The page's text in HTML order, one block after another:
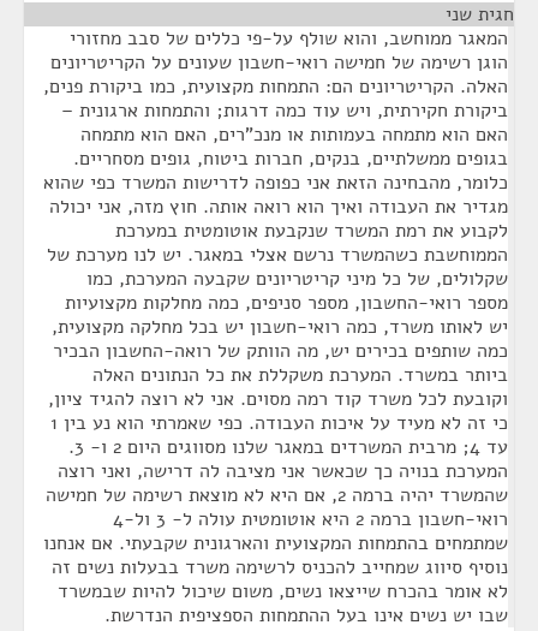
חגית שני
המאגר ממוחשב, והוא שולף על-פי כללים של סבב מחזורי
הוגן רשימה של חמישה רואי-חשבון שעונים על הקריטריונים
האלה. הקריטריונים הם: התמחות מקצועית, כמו ביקורת פנים,
ביקורת חקירתית, ויש עוד כמה דרגות; והתמחות ארגונית –
האם הוא מתמחה בעמותות או מנכ"רים, האם הוא מתמחה
בגופים ממשלתיים, בנקים, חברות ביטוח, גופים מסחריים.
כלומר, מהבחינה הזאת אני כפופה לדרישות המשרד כפי שהוא
מגדיר את העבודה ואיך הוא רואה אותה. חוץ מזה, אני יכולה
לקבוע את רמת המשרד שנקבעת אוטומטית במערכת
הממוחשבת כשהמשרד נרשם אצלי במאגר. יש לנו מערכת של
שקלולים, של כל מיני קריטריונים שקבעה המערכת, כמו
מספר רואי-החשבון, מספר סניפים, כמה מחלקות מקצועיות
יש לאותו משרד, כמה רואי-חשבון יש בכל מחלקה מקצועית,
כמה שותפים בכירים יש, מה הוותק של רואה-החשבון הבכיר
ביותר במשרד. המערכת משקללת את כל הנתונים האלה
וקובעת לכל משרד קוד רמה מסוים. אני לא רוצה להגיד ציון,
כי זה לא מעיד על איכות העבודה. כפי שאמרתי הוא נע בין 1
עד 4; מרבית המשרדים במאגר שלנו מסווגים היום 2 ו- 3.
המערכת בנויה כך שכאשר אני מציבה לה דרישה, ואני רוצה
שהמשרד יהיה ברמה 2, אם היא לא מוצאת רשימה של חמישה
רואי-חשבון ברמה 2 היא אוטומטית עולה ל- 3 ול-4
שמתמחים בהתמחות המקצועית והארגונית שקבעתי. אם אנחנו
נוסיף סיווג שמחייב להכניס לרשימה משרד בבעלות נשים זה
לא אומר בהכרח שייצאו נשים, משום שיכול להיות שבמשרד
שבו יש נשים אינו בעל ההתמחות הספציפית הנדרשת.